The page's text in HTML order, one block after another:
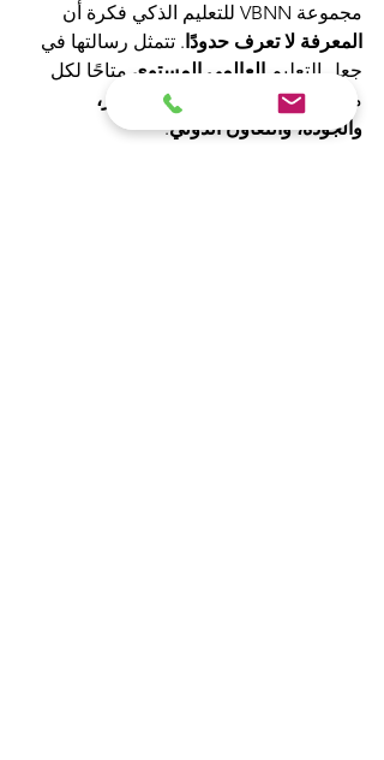
مجموعة VBNN للتعليم الذكي فكرة أن
المعرفة لا تعرف حدودًا. تتمثل رسالتها في
جعل التعليم العالمي المستوى متاحًا لكل
متعلم، أينما كان، من خلال
الابتكار،
والجودة، والتعاون الدولي.